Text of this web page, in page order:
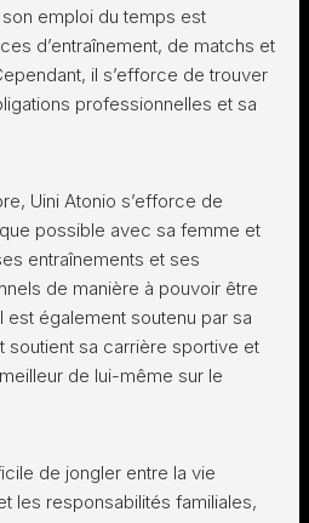
emploi du temps est
d’entraînement, de matchs et
il s’efforce de trouver
professionnelles et sa
Uini Atonio s’efforce de
possible avec sa femme et
entraînements et ses
de manière à pouvoir être
est également soutenu par sa
sa carrière sportive et
de lui-même sur le
de jongler entre la vie
les responsabilités familiales,